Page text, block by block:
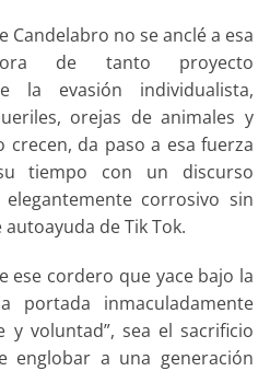
Candelabro no se anclé a esa
de tanto proyecto
la evasión individualista,
orejas de animales y
da paso a esa fuerza
tiempo con un discurso
corrosivo sin
de Tik Tok.
ese cordero que yace bajo la
portada inmaculadamente
y voluntad”, sea el sacrificio
englobar a una generación